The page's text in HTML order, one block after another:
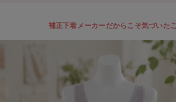
補正下着メーカーだからこそ気づいた